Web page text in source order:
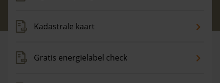
Kadastrale kaart
Gratis energielabel check